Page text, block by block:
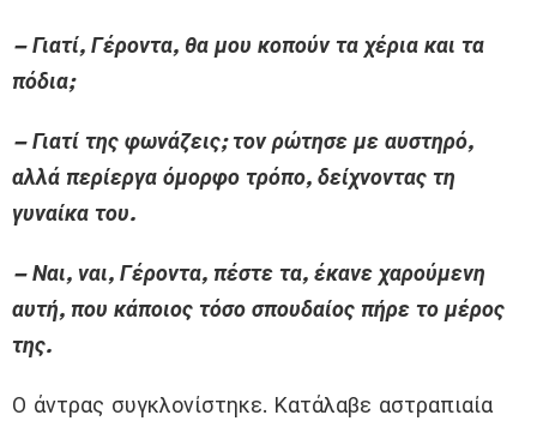
– Γιατί, Γέροντα, θα μου κοπούν τα χέρια και τα
πόδια;
– Γιατί της φωνάζεις; τον ρώτησε με αυστηρό,
αλλά περίεργα όμορφο τρόπο, δείχνοντας τη
γυναίκα του.
– Ναι, ναι, Γέροντα, πέστε τα, έκανε χαρούμενη
αυτή, που κάποιος τόσο σπουδαίος πήρε το μέρος
της.
Ο άντρας συγκλονίστηκε. Κατάλαβε αστραπιαία